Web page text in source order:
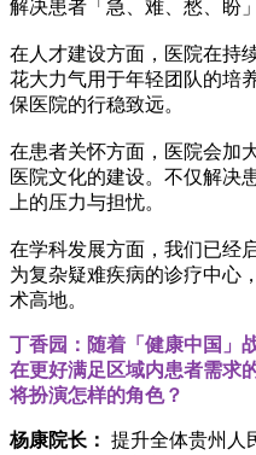
解决患者「急、难、愁、盼
在人才建设方面，医院在持
花大力气用于年轻团队的培
保医院的行稳致远。
在患者关怀方面，医院会加
医院文化的建设。不仅解决
上的压力与担忧。
在学科发展方面，我们已经
为复杂疑难疾病的诊疗中心
术高地。
丁香园：随着「健康中国」
在更好满足区域内患者需求
将扮演怎样的角色？
杨康院长： 提升全体贵州人